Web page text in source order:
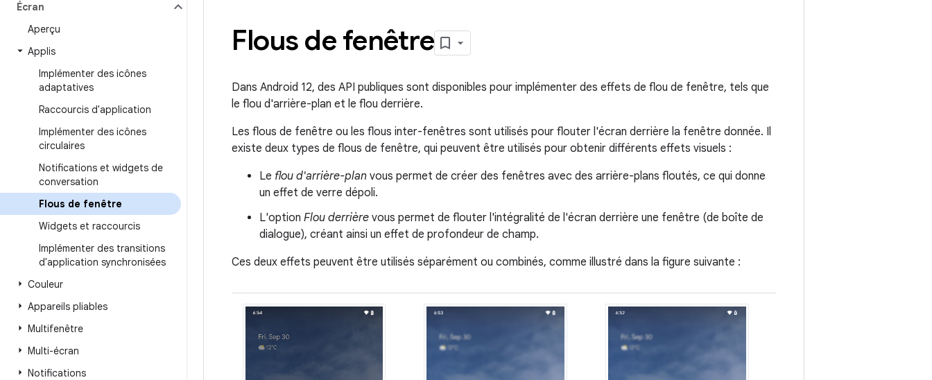
Écran
Aperçu
Applis
Implémenter des icônes
adaptatives
Raccourcis d'application
Implémenter des icônes
circulaires
Notifications et widgets de
conversation
Flous de fenêtre
Widgets et raccourcis
Implémenter des transitions
d'application synchronisées
Couleur
Appareils pliables
Multifenêtre
Multi-écran
Notifications
Flous de fenêtre
Dans Android 12, des API publiques sont disponibles pour implémenter des effets de flou de fenêtre, tels que
le flou d'arrière-plan et le flou derrière.
Les flous de fenêtre ou les flous inter-fenêtres sont utilisés pour flouter l'écran derrière la fenêtre donnée. Il
existe deux types de flous de fenêtre, qui peuvent être utilisés pour obtenir différents effets visuels :
Le flou d'arrière-plan vous permet de créer des fenêtres avec des arrière-plans floutés, ce qui donne
un effet de verre dépoli.
L'option Flou derrière vous permet de flouter l'intégralité de l'écran derrière une fenêtre (de boîte de
dialogue), créant ainsi un effet de profondeur de champ.
Ces deux effets peuvent être utilisés séparément ou combinés, comme illustré dans la figure suivante :